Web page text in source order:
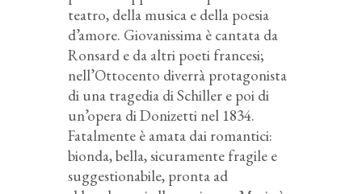
teatro, della musica e della poesia
d’amore. Giovanissima è cantata da
Ronsard e da altri poeti francesi;
nell’Ottocento diverrà protagonista
di una tragedia di Schiller e poi di
un’opera di Donizetti nel 1834.
Fatalmente è amata dai romantici:
bionda, bella, sicuramente fragile e
suggestionabile, pronta ad